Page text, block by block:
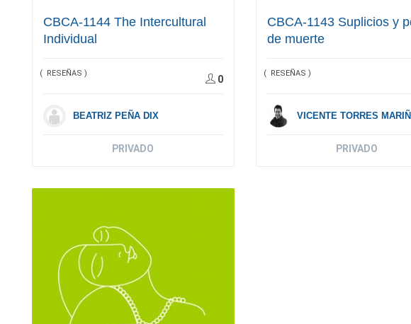
CBCA-1144 The Intercultural
Individual
( RESEÑAS )
0
BEATRIZ PEÑA DIX
PRIVADO
CBCA-1143 Suplicios y
de muerte
( RESEÑAS )
VICENTE TORRES
PRIVADO